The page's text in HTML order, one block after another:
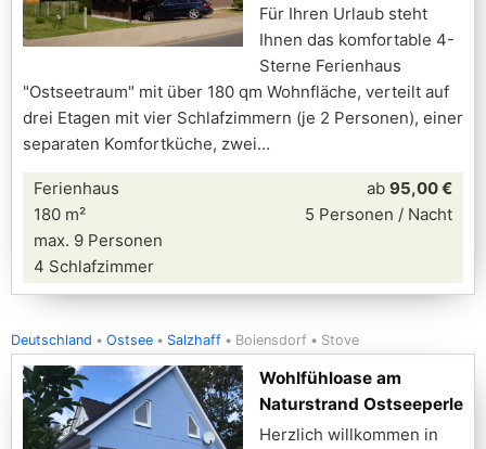
Für Ihren Urlaub steht
Ihnen das komfortable 4-
Sterne Ferienhaus
"Ostseetraum" mit über 180 qm Wohnfläche, verteilt auf
drei Etagen mit vier Schlafzimmern (je 2 Personen), einer
separaten Komfortküche, zwei
Ferienhaus
180 m²
max. 9 Personen
4 Schlafzimmer
ab 95,00 €
5 Personen / Nacht
Deutschland Ostsee Salzhaff Boiensdorf Stove
Wohlfühloase am
Naturstrand Ostseeperle
Herzlich willkommen in